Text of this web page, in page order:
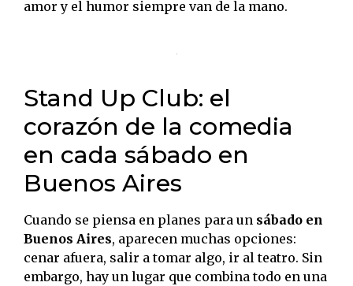
amor y el humor siempre van de la mano.
Stand Up Club: el
corazón de la comedia
en cada sábado en
Buenos Aires
Cuando se piensa en planes para un sábado en
Buenos Aires, aparecen muchas opciones:
cenar afuera, salir a tomar algo, ir al teatro. Sin
embargo, hay un lugar que combina todo en una